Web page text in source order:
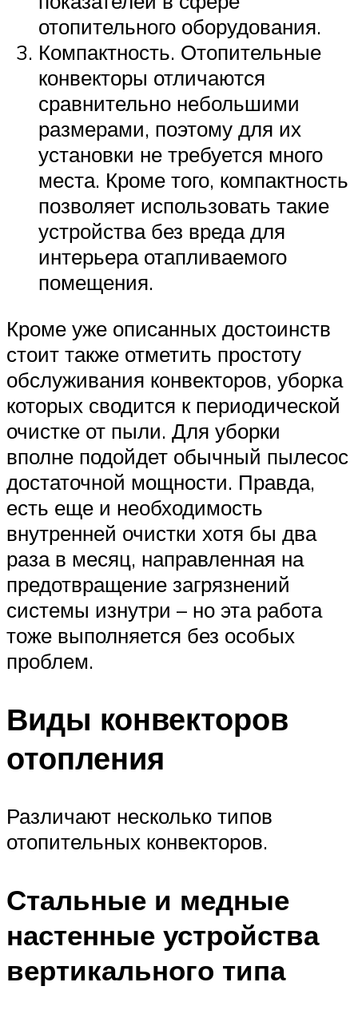
отопительного оборудования.
Компактность. Отопительные
конвекторы отличаются
сравнительно небольшими
размерами, поэтому для их
установки не требуется много
места. Кроме того, компактность
позволяет использовать такие
устройства без вреда для
интерьера отапливаемого
помещения.
Кроме уже описанных достоинств
стоит также отметить простоту
обслуживания конвекторов, уборка
которых сводится к периодической
очистке от пыли. Для уборки
вполне подойдет обычный пылесос
достаточной мощности. Правда,
есть еще и необходимость
внутренней очистки хотя бы два
раза в месяц, направленная на
предотвращение загрязнений
системы изнутри – но эта работа
тоже выполняется без особых
проблем.
Виды конвекторов
отопления
Различают несколько типов
отопительных конвекторов.
Стальные и медные
настенные устройства
вертикального типа